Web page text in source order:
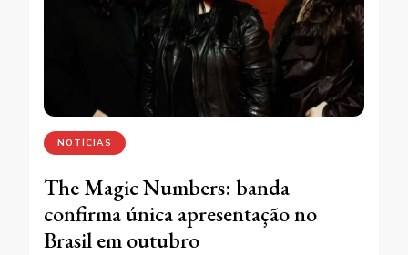
NOTÍCIAS
The Magic Numbers: banda
confirma única apresentação no
Brasil em outubro